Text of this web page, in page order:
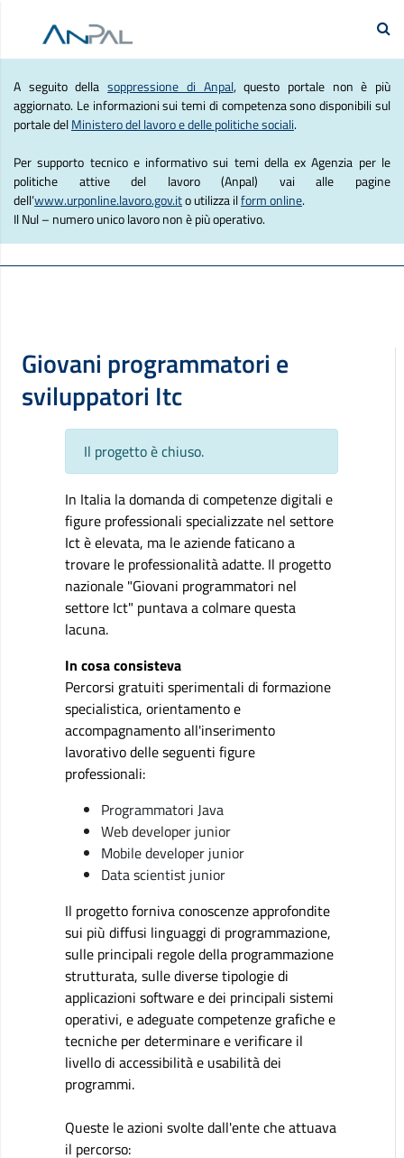
Agenzia Nazionale
A seguito dellasoppressione di Anpal, questo portale non è più
aggiornato. Le informazioni sui temi di competenza sono disponibili sul
portale delMinistero del lavoro e delle politiche sociali.
Per supporto tecnico e informativo sui temi della ex Agenzia per le
politiche attive del lavoro (Anpal) vai alle pagine
dell’www.urponline.lavoro.gov.ito utilizza ilform online.
Il Nul – numero unico lavoro non è più operativo.
Giovani programmatori e
sviluppatori Itc
Il progetto è chiuso.
In Italia la domanda di competenze digitali e
figure professionali specializzate nel settore
Ict è elevata, ma le aziende faticano a
trovare le professionalità adatte. Il progetto
nazionale "Giovani programmatori nel
settore Ict" puntava a colmare questa
lacuna.
In cosa consisteva
Percorsi gratuiti sperimentali di formazione
specialistica, orientamento e
accompagnamento all'inserimento
lavorativo delle seguenti figure
professionali:
Programmatori Java
Web developer junior
Mobile developer junior
Data scientist junior
Il progetto forniva conoscenze approfondite
sui più diffusi linguaggi di programmazione,
sulle principali regole della programmazione
strutturata, sulle diverse tipologie di
applicazioni software e dei principali sistemi
operativi, e adeguate competenze grafiche e
tecniche per determinare e verificare il
livello di accessibilità e usabilità dei
programmi.
Queste le azioni svolte dall'ente che attuava
il percorso: